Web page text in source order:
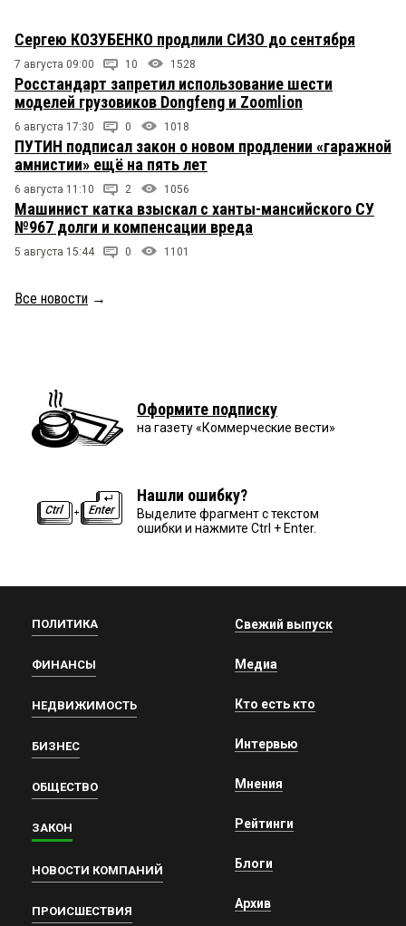
Сергею КОЗУБЕНКО продлили СИЗО до сентября
7 августа 09:00 10 1528
Росстандарт запретил использование шести
моделей грузовиков Dongfeng и Zoomlion
6 августа 17:30 0 1018
ПУТИН подписал закон о новом продлении «гаражной
амнистии» ещё на пять лет
6 августа 11:10 2 1056
Машинист катка взыскал с ханты-мансийского СУ
№967 долги и компенсации вреда
5 августа 15:44 0 1101
Все новости →
Оформите подписку
на газету «Коммерческие вести»
Нашли ошибку?
Выделите фрагмент с текстом
ошибки и нажмите Ctrl + Enter.
ПОЛИТИКА
ФИНАНСЫ
НЕДВИЖИМОСТЬ
БИЗНЕС
ОБЩЕСТВО
ЗАКОН
НОВОСТИ КОМПАНИЙ
ПРОИСШЕСТВИЯ
Свежий выпуск
Медиа
Кто есть кто
Интервью
Мнения
Рейтинги
Блоги
Архив